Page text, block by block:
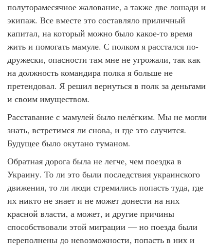
полуторамесячное жалование, а также две лошади и
экипаж. Все вместе это составляло приличный
капитал, на который можно было какое-то время
жить и помогать мамуле. С полком я расстался по-
дружески, опасности там мне не угрожали, так как
на должность командира полка я больше не
претендовал. Я решил вернуться в полк за деньгами
и своим имуществом.
Расставание с мамулей было нелёгким. Мы не могли
знать, встретимся ли снова, и где это случится.
Будущее было окутано туманом.
Обратная дорога была не легче, чем поездка в
Украину. То ли это были последствия украинского
движения, то ли люди стремились попасть туда, где
их никто не знает и не может донести на них
красной власти, а может, и другие причины
способствовали этой миграции — но поезда были
переполнены до невозможности, попасть в них и